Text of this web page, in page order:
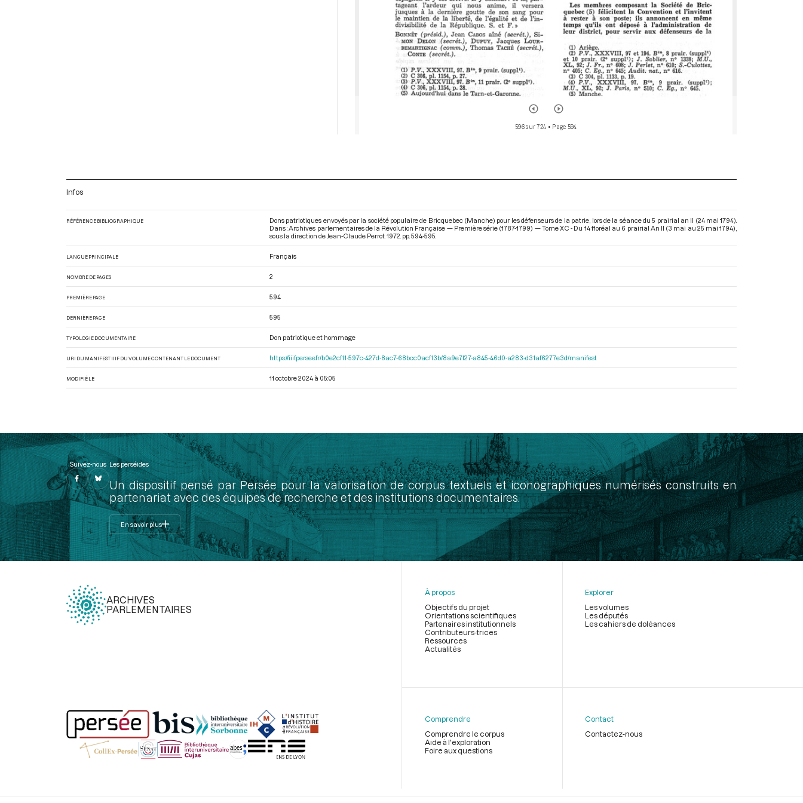
596 sur 724 • Page 594
Infos
RÉFÉRENCE BIBLIOGRAPHIQUE
Dons patriotiques envoyés par la société populaire de Bricquebec (Manche) pour les défenseurs de la patrie, lors de la séance du 5 prairial an II (24 mai 1794).
Dans : Archives parlementaires de la Révolution Française — Première série (1787-1799) — Tome XC - Du 14 floréal au 6 prairial An II (3 mai au 25 mai 1794)
sous la direction de Jean-Claude Perrot. 1972. pp. 594-595.
LANGUE PRINCIPALE Français
NOMBRE DE PAGES 2
PREMIÈRE PAGE 594
DERNIÈRE PAGE 595
TYPOLOGIE DOCUMENTAIRE Don patriotique et hommage
URI DU MANIFEST IIIF DU VOLUME CONTENANT LE DOCUMENT https://iiif.persee.fr/b0e2cf11-597c-427d-8ac7-68bcc0acf13b/8a9e7f27-a845-46d0-a283-d31af6277e3d/manifest
MODIFIÉ LE 11 octobre 2024 à 05:05
Suivez-nous Les perséides
Un dispositif pensé par Persée pour la valorisation de corpus textuels et iconographiques numérisés construits en
partenariat avec des équipes de recherche et des institutions documentaires.
En savoir plus
ARCHIVES
PARLEMENTAIRES
page
À propos
Objectifs du projet
Orientations scientifiques
Partenaires institutionnels
Contributeurs-trices
Ressources
Actualités
Explorer
Les volumes
Les députés
Les cahiers de doléances
Comprendre
Comprendre le corpus
Aide à l'exploration
Foire aux questions
Contact
Contactez-nous
Légal